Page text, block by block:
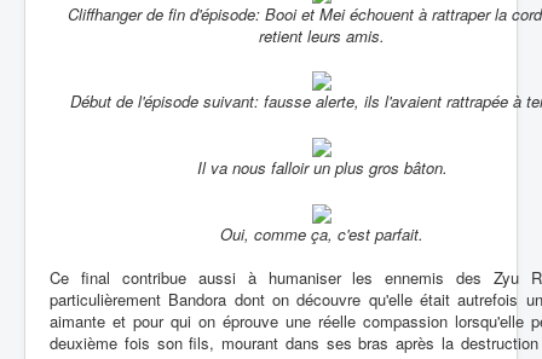
Cliffhanger de fin d'épisode: Booi et Mei échouent à rattraper la
retient leurs amis.
Début de l'épisode suivant: fausse alerte, ils l'avaient rattrapée à
Il va nous falloir un plus gros bâton.
Oui, comme ça, c'est parfait.
Ce final contribue aussi à humaniser les ennemis des Zyu
particulièrement Bandora dont on découvre qu'elle était autrefois
aimante et pour qui on éprouve une réelle compassion lorsqu'elle
deuxième fois son fils, mourant dans ses bras après la